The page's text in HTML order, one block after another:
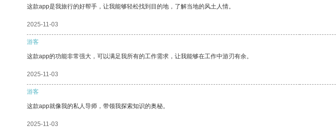
这款app是我旅行的好帮手，让我能够轻松找到目的地，了解当地的风土人情。
2025-11-03
游客
这款app的功能非常强大，可以满足我所有的工作需求，让我能够在工作中游刃有余。
2025-11-03
游客
这款app就像我的私人导师，带领我探索知识的奥秘。
2025-11-03